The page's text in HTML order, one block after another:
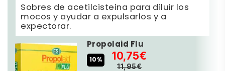
Sobres de acetilcisteina para diluir los
mocos y ayudar a expulsarlos y a
expectorar.
Propolaid Flu
10% 10,75€
11,95€